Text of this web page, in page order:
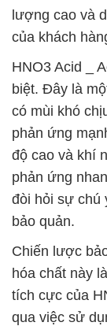
lượng cao và
của khách
HNO3 Acid _
biệt. Đây là
có mùi khó
phản ứng
độ cao và khí
phản ứng
đòi hỏi sự chú
bảo quản.
Chiến lược
hóa chất này
tích cực của
qua việc sử